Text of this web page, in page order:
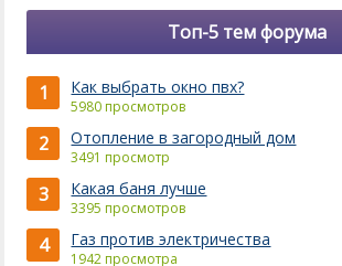
Топ-5 тем форума
1 Как выбрать окно пвх?
5980 просмотров
2 Отопление в загородный дом
3491 просмотр
3 Какая баня лучше
3395 просмотров
4 Газ против электричества
1942 просмотра